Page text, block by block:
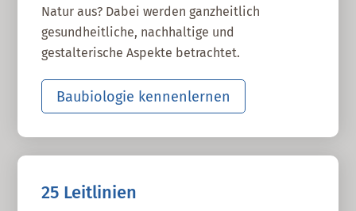
Natur aus? Dabei werden ganzheitlich
gesundheitliche, nachhaltige und
gestalterische Aspekte betrachtet.
Baubiologie kennenlernen
25 Leitlinien